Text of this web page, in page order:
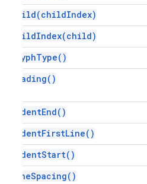
Child(childIndex)
ChildIndex(child)
GlyphType( )
Heading( )
IndentEnd( )
IndentFirstLine( )
IndentStart( )
LineSpacing( )